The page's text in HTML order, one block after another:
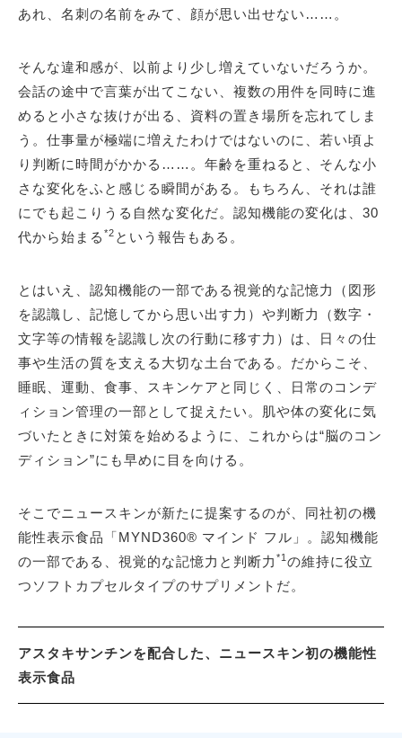
あれ、名刺の名前をみて、顔が思い出せない……。
そんな違和感が、以前より少し増えていないだろうか。
会話の途中で言葉が出てこない、複数の用件を同時に進
めると小さな抜けが出る、資料の置き場所を忘れてしま
う。仕事量が極端に増えたわけではないのに、若い頃よ
り判断に時間がかかる……。年齢を重ねると、そんな小
さな変化をふと感じる瞬間がある。もちろん、それは誰
にでも起こりうる自然な変化だ。認知機能の変化は、30
代から始まる *2 という報告もある。
とはいえ、認知機能の一部である視覚的な記憶力（図形
を認識し、記憶してから思い出す力）や判断力（数字・
文字等の情報を認識し次の行動に移す力）は、日々の仕
事や生活の質を支える大切な土台である。だからこそ、
睡眠、運動、食事、スキンケアと同じく、日常のコンデ
ィション管理の一部として捉えたい。肌や体の変化に気
づいたときに対策を始めるように、これからは“脳のコン
ディション”にも早めに目を向ける。
そこでニュースキンが新たに提案するのが、同社初の機
能性表示食品「MYND360® マインド フル」。認知機能
の一部である、視覚的な記憶力と判断力 *1 の維持に役立
つソフトカプセルタイプのサプリメントだ。
アスタキサンチンを配合した、ニュースキン初の機能性
表示食品